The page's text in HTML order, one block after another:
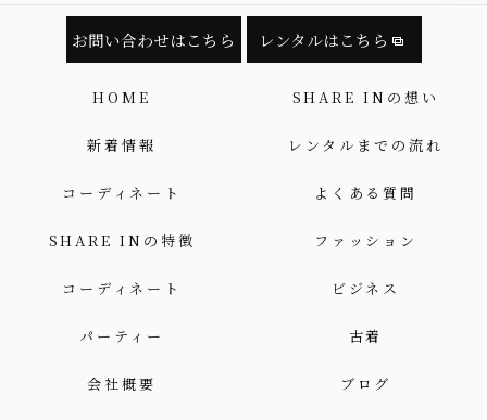
お問い合わせはこちら レンタルはこちら
HOME SHARE INの想い
新着情報 レンタルまでの流れ
コーディネート よくある質問
SHARE INの特徴 ファッション
コーディネート ビジネス
パーティー 古着
会社概要 ブログ